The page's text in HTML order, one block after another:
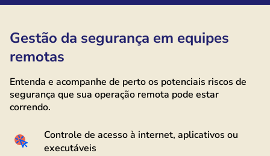
Gestão da segurança em equipes
remotas
Entenda e acompanhe de perto os potenciais riscos de
segurança que sua operação remota pode estar
correndo.
Controle de acesso à internet, aplicativos ou
executáveis